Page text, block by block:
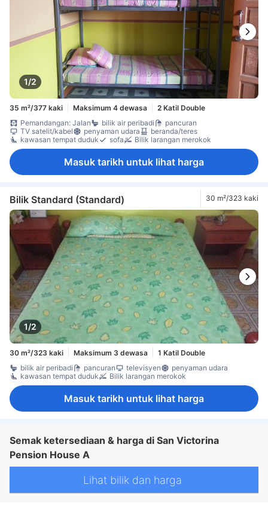
1/2
35 m²/377 kaki Maksimum 4 dewasa
2 Katil Double
Pemandangan: Jalan
bilik air peribadi
pancuran
TV satelit/kabel
penyaman udara
beranda/teres
kawasan tempat duduk
sofa Bilik larangan merokok
Masuk tarikh untuk lihat harga
Bilik Standard (Standard) 30 m²/323 kaki
1/2
30 m²/323 kaki Maksimum 3 dewasa
1 Katil Double
bilik air peribadi
pancuran televisyen
penyaman udara
kawasan tempat duduk
Bilik larangan merokok
Masuk tarikh untuk lihat harga
Semak ketersediaan & harga di San Victorina
Pension House A
Lihat bilik dan harga